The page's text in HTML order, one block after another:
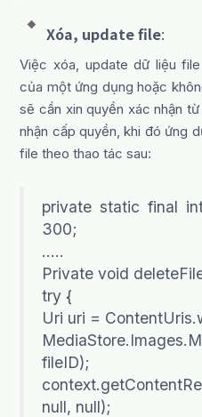
Xóa, update file:
Việc xóa, update dữ liệu
của một ứng dụng hoặc
sẽ cần xin quyền xác nhận
nhận cấp quyền, khi đó ứng
file theo thao tác sau:
private static final int
300;
…..
Private void
try {
Uri uri =
fileID);
null, null);